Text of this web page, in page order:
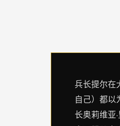
兵长提尔在
自己）都以
长奥莉维亚